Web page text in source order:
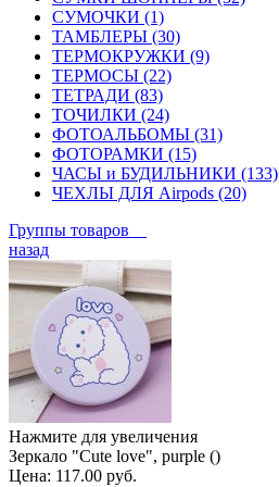
СУМОЧКИ (1)
ТАМБЛЕРЫ (30)
ТЕРМОКРУЖКИ (9)
ТЕРМОСЫ (22)
ТЕТРАДИ (83)
ТОЧИЛКИ (24)
ФОТОАЛЬБОМЫ (31)
ФОТОРАМКИ (15)
ЧАСЫ и БУДИЛЬНИКИ (133)
ЧЕХЛЫ ДЛЯ Airpods (20)
Группы товаров
назад
Нажмите для увеличения
Зеркало "Cute love", purple ()
Цена: 117.00 руб.